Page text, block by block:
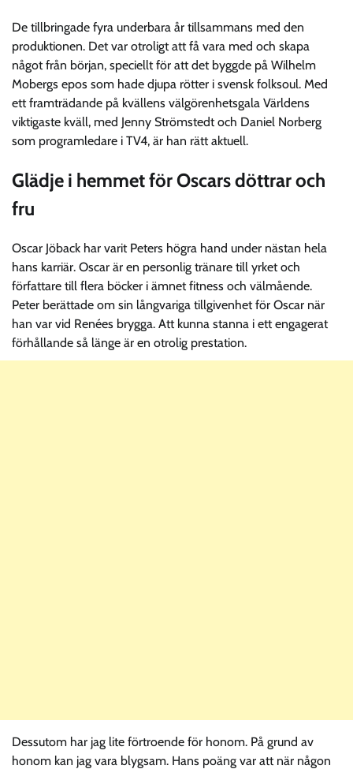
De tillbringade fyra underbara år tillsammans med den
produktionen. Det var otroligt att få vara med och skapa
något från början, speciellt för att det byggde på Wilhelm
Mobergs epos som hade djupa rötter i svensk folksoul. Med
ett framträdande på kvällens välgörenhetsgala Världens
viktigaste kväll, med Jenny Strömstedt och Daniel Norberg
som programledare i TV4, är han rätt aktuell.
Glädje i hemmet för Oscars döttrar och
fru
Oscar Jöback har varit Peters högra hand under nästan hela
hans karriär. Oscar är en personlig tränare till yrket och
författare till flera böcker i ämnet fitness och välmående.
Peter berättade om sin långvariga tillgivenhet för Oscar när
han var vid Renées brygga. Att kunna stanna i ett engagerat
förhållande så länge är en otrolig prestation.
Dessutom har jag lite förtroende för honom. På grund av
honom kan jag vara blygsam. Hans poäng var att när någon